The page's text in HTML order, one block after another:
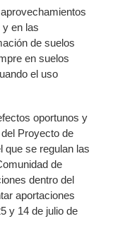
en las
de suelos
en suelos
el uso
oportunos y
Proyecto de
que se regulan las
de
dentro del
aportaciones
y 14 de julio de